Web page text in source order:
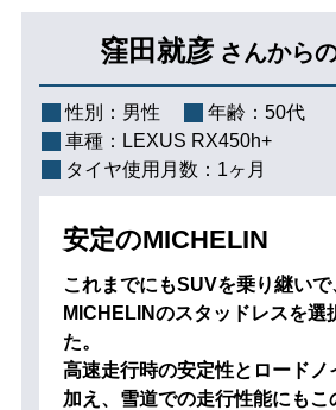
窪田就彦 さんから
性別： 男性 年齢： 50代
車種： LEXUS RX450h+
タイヤ使用月数： 1ヶ月
安定のMICHELIN
これまでにもSUVを乗り継い
MICHELINのスタッドレスを選
た。
高速走行時の安定性とロードノ
加え、雪道での走行性能にもこ